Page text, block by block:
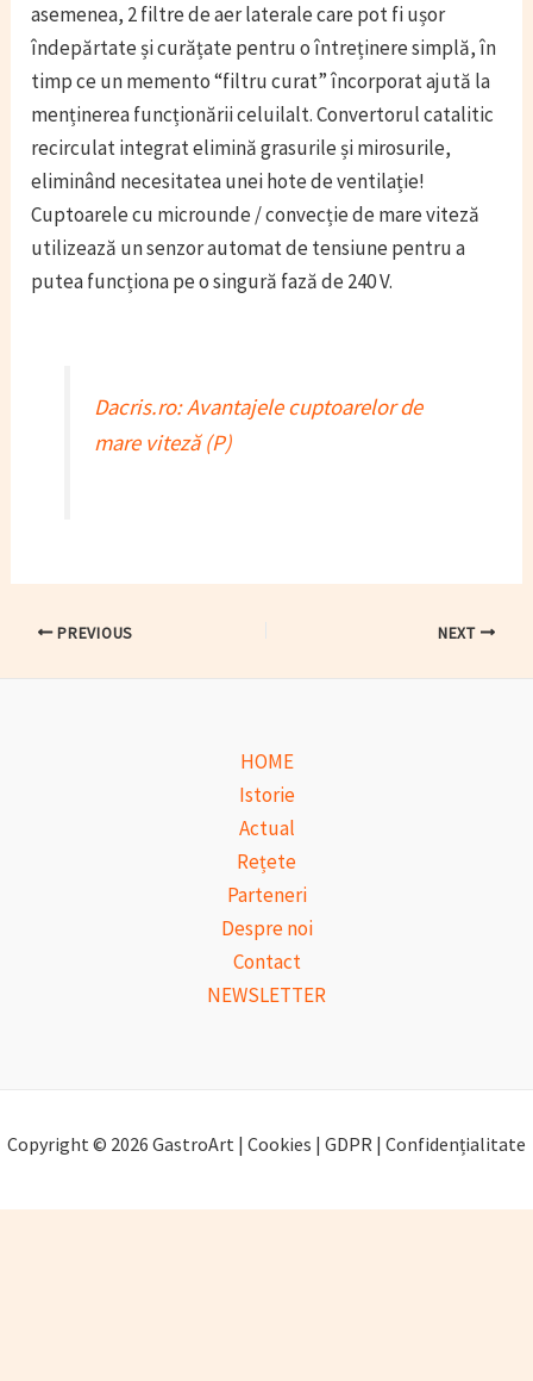
asemenea, 2 filtre de aer laterale care pot fi ușor
îndepărtate și curățate pentru o întreținere simplă, în
timp ce un memento “filtru curat” încorporat ajută la
menținerea funcționării celuilalt. Convertorul catalitic
recirculat integrat elimină grasurile și mirosurile,
eliminând necesitatea unei hote de ventilație!
Cuptoarele cu microunde / convecție de mare viteză
utilizează un senzor automat de tensiune pentru a
putea funcționa pe o singură fază de 240 V.
Dacris.ro: Avantajele cuptoarelor de
mare viteză (P)
Post PREVIOUS NEXT
HOME
Istorie
Actual
Rețete
Parteneri
Despre noi
Contact
NEWSLETTER
Copyright © 2026 GastroArt | Cookies | GDPR | Confidențialitate